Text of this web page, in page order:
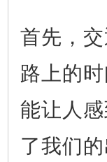
首先，
路上的
能让人
了我们